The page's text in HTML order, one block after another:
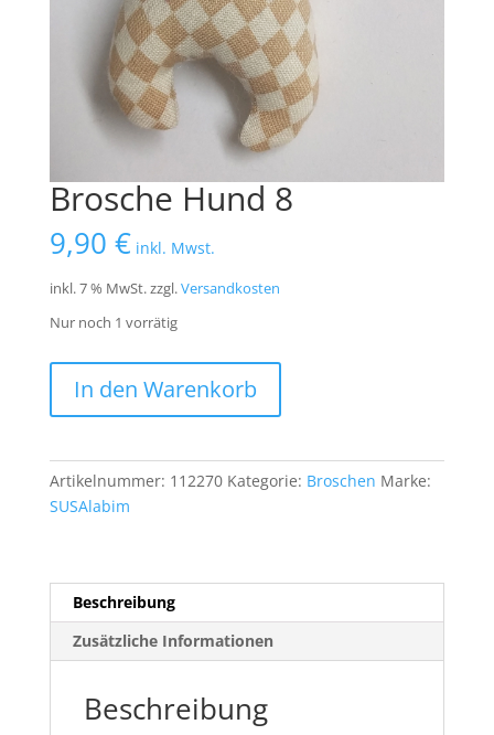
Brosche Hund 8
9,90 € inkl. Mwst.
inkl. 7 % MwSt.zzgl.Versandkosten
Nur noch 1 vorrätig
HundIn den Warenkorb
Artikelnummer: 112270 Kategorie: Broschen Marke:
SUSAlabim
Beschreibung
Zusätzliche Informationen
Beschreibung